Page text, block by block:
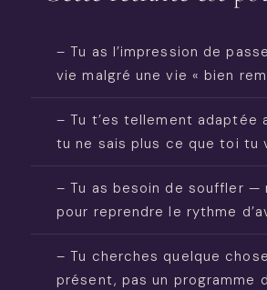
– Tu as l’impression de
vie malgré une vie « bien
– Tu t’es tellement adaptée
tu ne sais plus ce que toi tu
– Tu as besoin de souffler —
pour reprendre le rythme
– Tu cherches quelque
présent, pas un programme